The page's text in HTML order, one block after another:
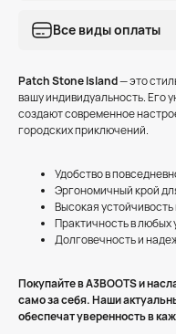
Все виды оплаты
Patch Stone Island— это
вашу индивидуальность. Его
создают современное
городских приключений.
Удобство в
Эргономичный крой
Высокая устойчивость
Практичность в любых
Долговечность и
Покупайте в A3BOOTS и
само за себя. Наши
обеспечат уверенность в